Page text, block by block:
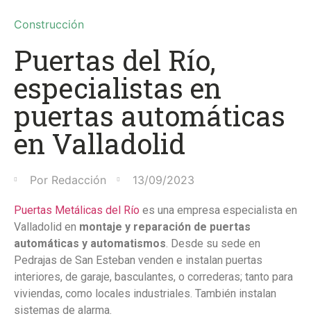
Construcción
Puertas del Río,
especialistas en
puertas automáticas
en Valladolid
Por Redacción 13/09/2023
Puertas Metálicas del Río es una empresa especialista en
Valladolid en montaje y reparación de puertas
automáticas y automatismos. Desde su sede en
Pedrajas de San Esteban venden e instalan puertas
interiores, de garaje, basculantes, o correderas; tanto para
viviendas, como locales industriales. También instalan
sistemas de alarma.